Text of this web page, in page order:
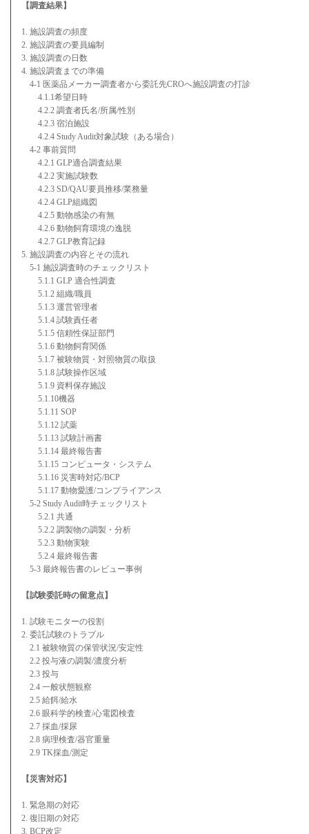
【調査結果】
1. 施設調査の頻度
2. 施設調査の要員編制
3. 施設調査の日数
4. 施設調査までの準備
4-1 医薬品メーカー調査者から委託先CROへ施設調査の打診
4.1.1希望日時
4.2.2 調査者氏名/所属/性別
4.2.3 宿泊施設
4.2.4 Study Audit対象試験（ある場合）
4-2 事前質問
4.2.1 GLP適合調査結果
4.2.2 実施試験数
4.2.3 SD/QAU要員推移/業務量
4.2.4 GLP組織図
4.2.5 動物感染の有無
4.2.6 動物飼育環境の逸脱
4.2.7 GLP教育記録
5. 施設調査の内容とその流れ
5-1 施設調査時のチェックリスト
5.1.1 GLP 適合性調査
5.1.2 組織/職員
5.1.3 運営管理者
5.1.4 試験責任者
5.1.5 信頼性保証部門
5.1.6 動物飼育関係
5.1.7 被験物質・対照物質の取扱
5.1.8 試験操作区域
5.1.9 資料保存施設
5.1.10機器
5.1.11 SOP
5.1.12 試薬
5.1.13 試験計画書
5.1.14 最終報告書
5.1.15 コンピュータ・システム
5.1.16 災害時対応/BCP
5.1.17 動物愛護/コンプライアンス
5-2 Study Audit時チェックリスト
5.2.1 共通
5.2.2 調製物の調製・分析
5.2.3 動物実験
5.2.4 最終報告書
5-3 最終報告書のレビュー事例
【試験委託時の留意点】
1. 試験モニターの役割
2. 委託試験のトラブル
2.1 被験物質の保管状況/安定性
2.2 投与液の調製/濃度分析
2.3 投与
2.4 一般状態観察
2.5 給餌/給水
2.6 眼科学的検査/心電図検査
2.7 採血/採尿
2.8 病理検査/器官重量
2.9 TK採血/測定
【災害対応】
1. 緊急期の対応
2. 復旧期の対応
3. BCP改定